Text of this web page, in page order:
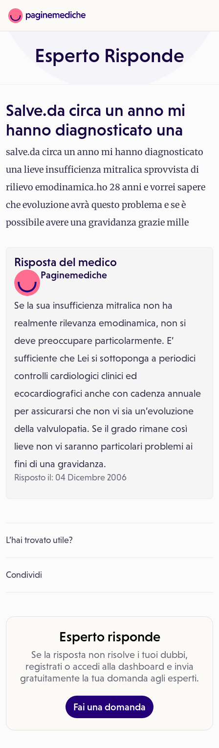
Esperto Risponde
Salve.da circa un anno mi
hanno diagnosticato una
salve.da circa un anno mi hanno diagnosticato
una lieve insufficienza mitralica sprovvista di
rilievo emodinamica.ho 28 anni e vorrei sapere
che evoluzione avrà questo problema e se è
possibile avere una gravidanza grazie mille
Risposta del medico
Paginemediche
Se la sua insufficienza mitralica non ha
realmente rilevanza emodinamica, non si
deve preoccupare particolarmente. E’
sufficiente che Lei si sottoponga a periodici
controlli cardiologici clinici ed
ecocardiografici anche con cadenza annuale
per assicurarsi che non vi sia un’evoluzione
della valvulopatia. Se il grado rimane così
lieve non vi saranno particolari problemi ai
fini di una gravidanza.
Risposto il: 04 Dicembre 2006
L’hai trovato utile?
Condividi
Esperto risponde
Se la risposta non risolve i tuoi dubbi,
registrati o accedi alla dashboard e invia
gratuitamente la tua domanda agli esperti.
Fai una domanda